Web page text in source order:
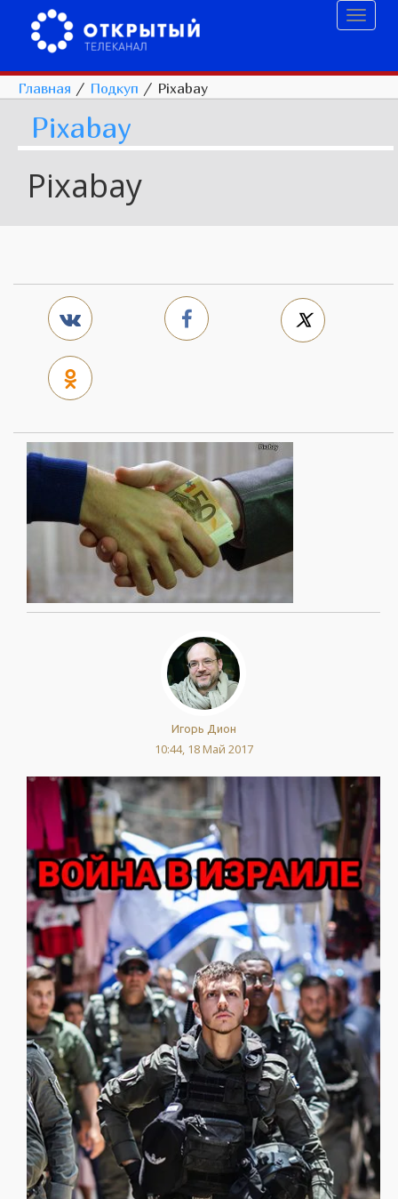
Главная / Подкуп / Pixabay
Pixabay
Pixabay
Игорь Дион
10:44, 18 Май 2017